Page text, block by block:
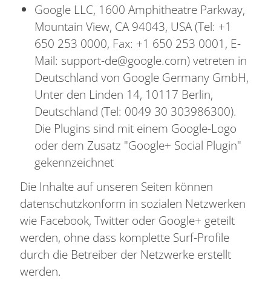
Google LLC, 1600 Amphitheatre Parkway,
Mountain View, CA 94043, USA (Tel: +1
650 253 0000, Fax: +1 650 253 0001, E-
Mail: support-de@google.com) vetreten in
Deutschland von Google Germany GmbH,
Unter den Linden 14, 10117 Berlin,
Deutschland (Tel: 0049 30 303986300).
Die Plugins sind mit einem Google-Logo
oder dem Zusatz "Google+ Social Plugin"
gekennzeichnet
Die Inhalte auf unseren Seiten können
datenschutzkonform in sozialen Netzwerken
wie Facebook, Twitter oder Google+ geteilt
werden, ohne dass komplette Surf-Profile
durch die Betreiber der Netzwerke erstellt
werden.